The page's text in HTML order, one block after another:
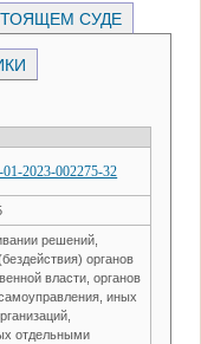
СУДЕ
01-2023-002275-32
решений,
органов
власти, органов
иных
отдельными